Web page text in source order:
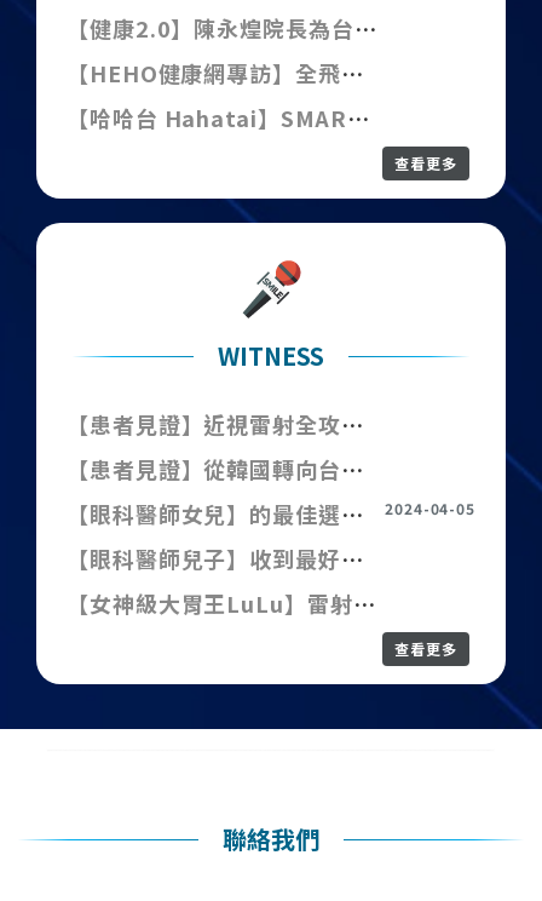
【健康2.0】陳永煌院長為台灣首位引進SMILE全飛秒術式醫師，受邀分享近視雷射衛教知識
【HEHO健康網專訪】全飛秒之父在地化台中經營！打造患者近視矯正全術式診所
【哈哈台 Hahatai】SMART近視雷射記者會採訪陳永煌醫師
查看更多
WITNESS
【患者見證】近視雷射全攻略！我諮詢台中4間診所後的真實感受與最終選擇（轉載）
【患者見證】從韓國轉向台中！SMART 全飛秒 PRO 讓他摘鏡更安心
【眼科醫師女兒】的最佳選擇-Relex-smile全無刀近視雷射 -陳X恩
2024-04-05
【眼科醫師兒子】收到最好的畢業禮物-SMILE全飛秒近視雷射 -陳X豪
【女神級大胃王LuLu】雷射手術30秒近視1000度也不用怕！再也不用當四眼田雞！
查看更多
聯絡我們